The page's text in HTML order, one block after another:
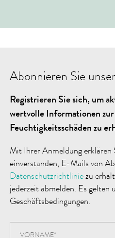
Abonnieren Sie
Registrieren Sie sich, um
wertvolle Informationen
Feuchtigkeitsschäden zu
Mit Ihrer Anmeldung erklären
einverstanden, E-Mails von
Datenschutzrichtliniezu
jederzeit abmelden. Es gelten
Geschäftsbedingungen.